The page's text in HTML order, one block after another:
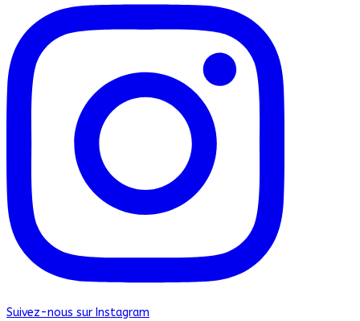
Suivez-nous sur Instagram